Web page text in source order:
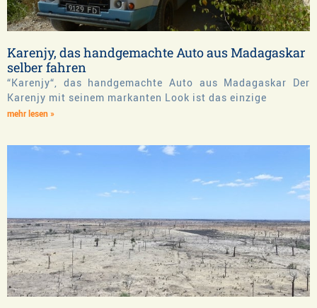
Karenjy, das handgemachte Auto aus Madagaskar
selber fahren
“Karenjy“, das handgemachte Auto aus Madagaskar Der
Karenjy mit seinem markanten Look ist das einzige
mehr lesen »